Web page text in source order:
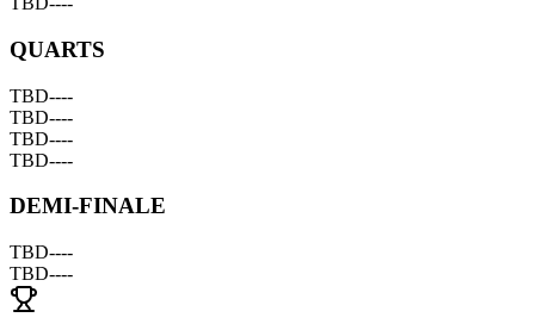
QUARTS
TBD----
TBD----
TBD----
TBD----
DEMI-FINALE
TBD----
TBD----